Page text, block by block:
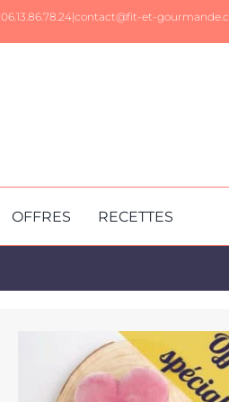
06.13.86.78.24|contact@fit-et-
OFFRES RECETTES